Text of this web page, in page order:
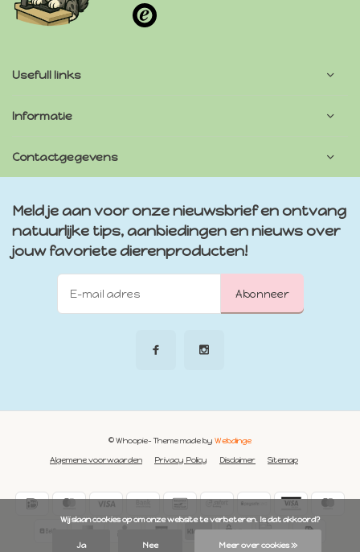
Usefull links
Informatie
Contactgegevens
Meld je aan voor onze nieuwsbrief en ontvang
natuurlijke tips, aanbiedingen en nieuws over
jouw favoriete dierenproducten!
Abonneer
Algemene voorwaarden Privacy Policy Disclaimer Sitemap
© Whoopie- Theme made by Webdinge
Ja Nee Meer over cookies »